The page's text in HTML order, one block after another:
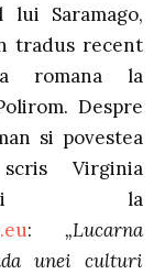
lui Saramago,
tradus recent
romana la
Despre
si povestea
Virginia
la
: „Lucarna
unei culturi